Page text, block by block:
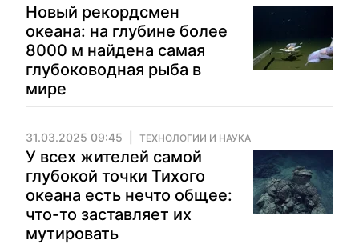
Новый рекордсмен
океана: на глубине более
8000 м найдена самая
глубоководная рыба в
мире
31.03.2025 09:45 ТЕХНОЛОГИИ И НАУКА
У всех жителей самой
глубокой точки Тихого
океана есть нечто общее:
что-то заставляет их
мутировать